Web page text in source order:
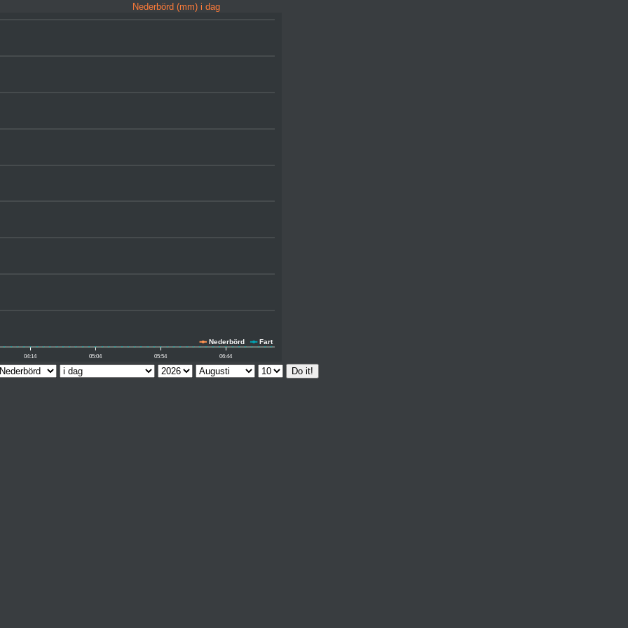
Nederbörd (mm) i dag